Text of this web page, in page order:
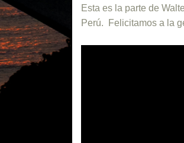
Esta es la parte de
Perú. Felicitamos a la